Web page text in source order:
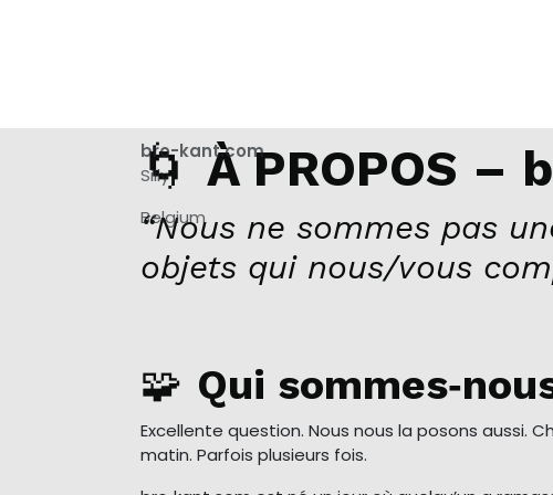
🌀À PROPOS –
“Nous ne sommes pas
objets qui nous/vous
🧩 Qui
Excellente question. Nous nous la posons aussi.
matin. Parfois plusieurs fois.
bro-kant.com
Silly
Belgium